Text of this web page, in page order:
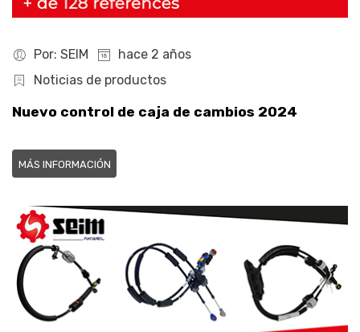
Por: SEIM
hace 2 años
Noticias de productos
Nuevo control de caja de cambios 2024
MÁS INFORMACIÓN